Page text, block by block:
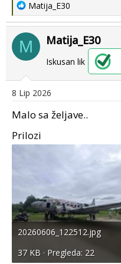
R
e
a
c
t
o
n
s
:
Matija_E30
M Matija_E30
Iskusan lik
8 Lip 2026
Malo sa željave..
Prilozi
20260606_122512.jpg
37 KB · Pregleda: 22